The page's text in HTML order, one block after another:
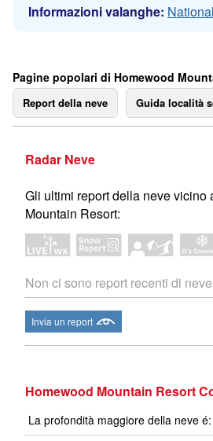
Informazioni valanghe:
Pagine popolari di Homewood
Report della neve Guida località
Radar Neve
Gli ultimi report della neve vicino
Mountain Resort:
Non ci sono report recenti di neve
Invia un report
Homewood Mountain Resort
La profondità maggiore della neve é: